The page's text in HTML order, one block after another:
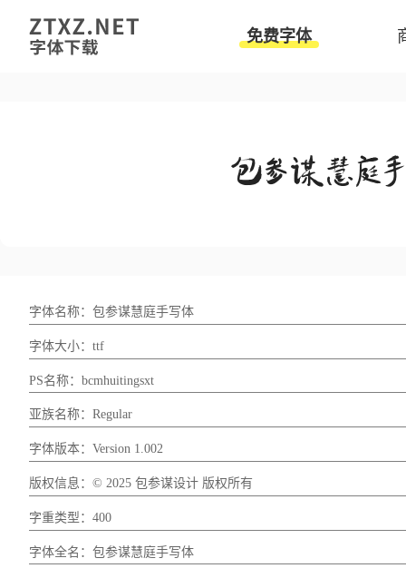
免费字体
字体名称：包参谋慧庭手写体
字体大小：ttf
PS名称：bcmhuitingsxt
亚族名称：Regular
字体版本：Version 1.002
版权信息：© 2025 包参谋设计 版权所有
字重类型：400
字体全名：包参谋慧庭手写体